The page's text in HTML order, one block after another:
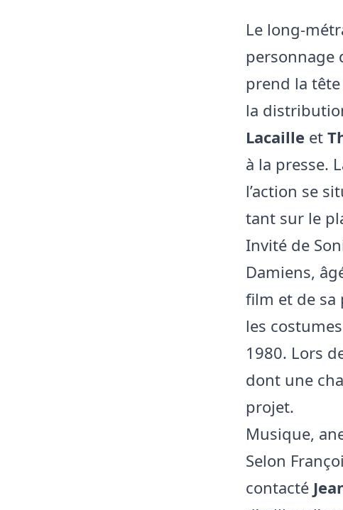
Le long-
personnage
prend la tête
la
Lacaille et
à la presse.
l’action se
tant sur le
Invité de
Damiens,
film et de sa
les
1980. Lors
dont une
projet.
Musique,
Selon
contacté